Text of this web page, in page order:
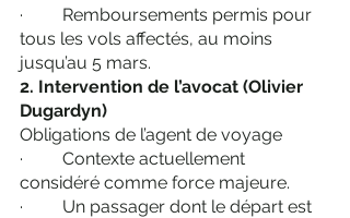
·         Remboursements permis pour
tous les vols affectés, au moins
jusqu’au 5 mars.
2. Intervention de l’avocat (Olivier
Dugardyn)
Obligations de l’agent de voyage
·         Contexte actuellement
considéré comme force majeure.
·         Un passager dont le départ est